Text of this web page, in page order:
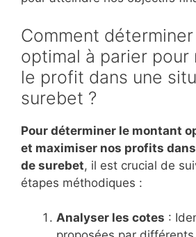
Comment
optimal à parier pour
le profit dans une
surebet ?
Pour déterminer le montant
et maximiser nos profits
de surebet, il est crucial de
étapes méthodiques :
Analyser les cotes :